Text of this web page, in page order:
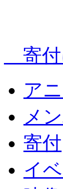
寄付
ア
メ
寄付
イ